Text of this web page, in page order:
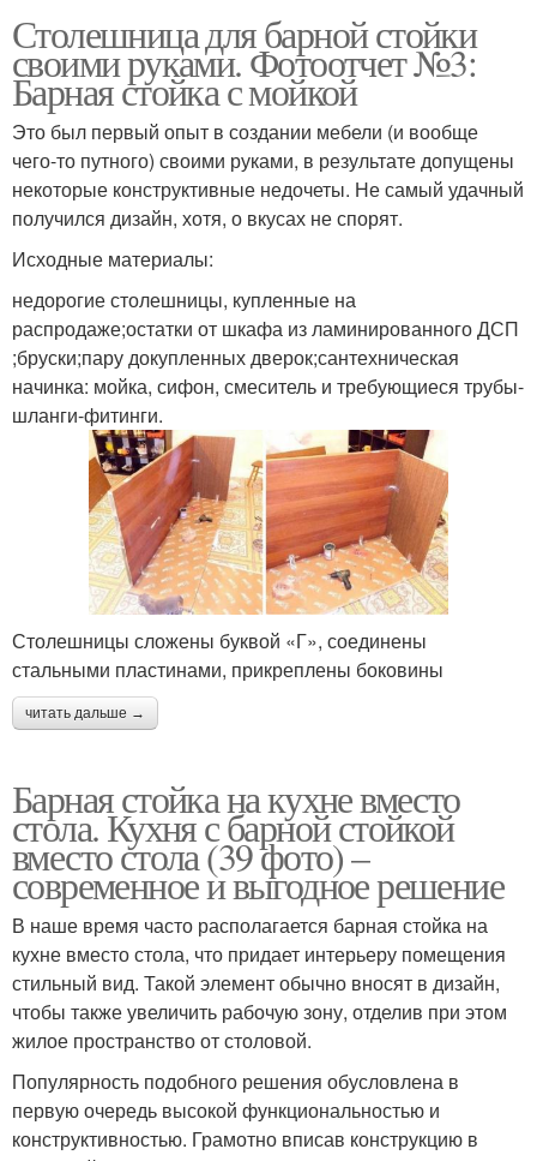
Столешница для барной стойки
своими руками. Фотоотчет №3:
Барная стойка с мойкой
Это был первый опыт в создании мебели (и вообще
чего-то путного) своими руками, в результате допущены
некоторые конструктивные недочеты. Не самый удачный
получился дизайн, хотя, о вкусах не спорят.
Исходные материалы:
недорогие столешницы, купленные на
распродаже;остатки от шкафа из ламинированного ДСП
;бруски;пару докупленных дверок;сантехническая
начинка: мойка, сифон, смеситель и требующиеся трубы-
шланги-фитинги.
Столешницы сложены буквой «Г», соединены
стальными пластинами, прикреплены боковины
читать дальше →
Барная стойка на кухне вместо
стола. Кухня с барной стойкой
вместо стола (39 фото) –
современное и выгодное решение
В наше время часто располагается барная стойка на
кухне вместо стола, что придает интерьеру помещения
стильный вид. Такой элемент обычно вносят в дизайн,
чтобы также увеличить рабочую зону, отделив при этом
жилое пространство от столовой.
Популярность подобного решения обусловлена в
первую очередь высокой функциональностью и
конструктивностью. Грамотно вписав конструкцию в